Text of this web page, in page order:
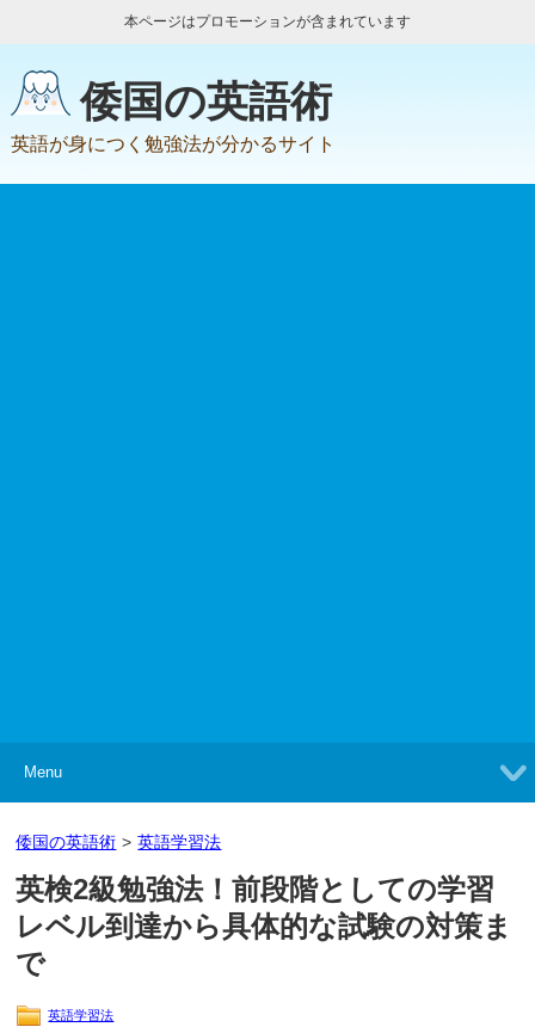
本ページはプロモーションが含まれています
倭国の英語術
英語が身につく勉強法が分かるサイト
Menu
倭国の英語術 > 英語学習法
英検2級勉強法！前段階としての学習
レベル到達から具体的な試験の対策ま
で
英語学習法